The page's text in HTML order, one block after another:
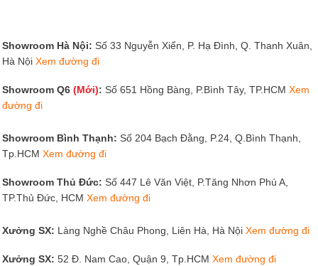
Showroom Hà Nội: Số 33 Nguyễn Xiển, P. Hạ Đình, Q. Thanh Xuân,
Hà Nội Xem đường đi
Showroom Q6 (Mới): Số 651 Hồng Bàng, P.Bình Tây, TP.HCM Xem
đường đi
Showroom Bình Thạnh: Số 204 Bạch Đằng, P.24, Q.Bình Thạnh,
Tp.HCM Xem đường đi
Showroom Thủ Đức: Số 447 Lê Văn Việt, P.Tăng Nhơn Phú A,
TP.Thủ Đức, HCM Xem đường đi
Xưởng SX: Làng Nghề Châu Phong, Liên Hà, Hà Nội Xem đường đi
Xưởng SX: 52 Đ. Nam Cao, Quận 9, Tp.HCM Xem đường đi